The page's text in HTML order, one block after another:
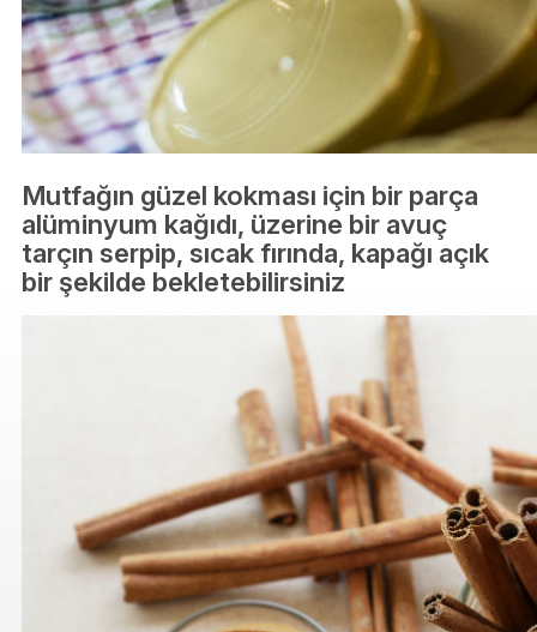
Mutfağın güzel kokması için bir parça
alüminyum kağıdı, üzerine bir avuç
tarçın serpip, sıcak fırında, kapağı açık
bir şekilde bekletebilirsiniz